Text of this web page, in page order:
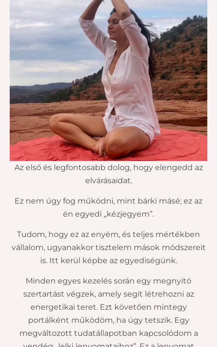
Az első és legfontosabb dolog, hogy elengedd az
elvárásaidat.
Ez nem úgy fog működni, mint bárki másé; ez az
én egyedi „kézjegyem”.
Tudom, hogy ez az enyém, és teljes mértékben
vállalom, ugyanakkor tisztelem mások módszereit
is. Itt kerül képbe az egyediségünk.
Minden egyes kezelés során egy megnyitó
szertartást végzek, amely segít létrehozni az
energetikai teret. Ezt követően mintegy
portálként működöm, ha úgy tetszik. Egy
megváltozott tudatállapotban kapcsolódom a